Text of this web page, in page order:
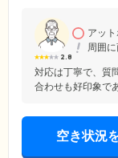
2.8
アット
周囲
対応は丁寧で、質
合わせも好印象で
空き状況